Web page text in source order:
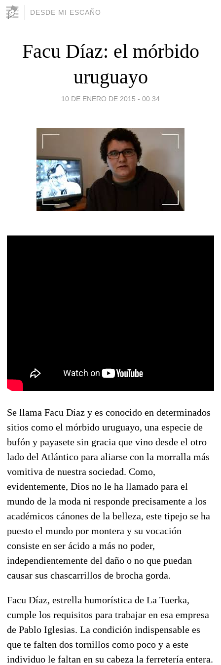
DESDE MI ESCAÑO
Facu Díaz: el mórbido
uruguayo
10 DE ENERO DE 2015 - 00:34
Se llama Facu Díaz y es conocido en determinados
sitios como el mórbido uruguayo, una especie de
bufón y payasete sin gracia que vino desde el otro
lado del Atlántico para aliarse con la morralla más
vomitiva de nuestra sociedad. Como,
evidentemente, Dios no le ha llamado para el
mundo de la moda ni responde precisamente a los
académicos cánones de la belleza, este tipejo se ha
puesto el mundo por montera y su vocación
consiste en ser ácido a más no poder,
independientemente del daño o no que puedan
causar sus chascarrillos de brocha gorda.
Facu Díaz, estrella humorística de La Tuerka,
cumple los requisitos para trabajar en esa empresa
de Pablo Iglesias. La condición indispensable es
que te falten dos tornillos como poco y a este
individuo le faltan en su cabeza la ferretería entera.